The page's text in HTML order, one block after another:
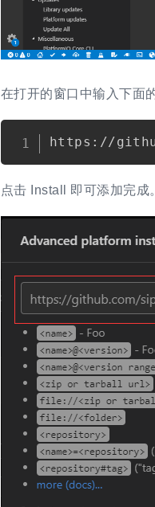
在打开的窗口中输入下面
点击 Install 即可添加完成